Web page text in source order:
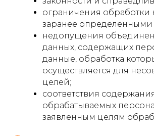
ограничения обработки
заранее
недопущения
данных, содержащих
данные, обработка
осуществляется для
целей;
соответствия
обрабатываемых
заявленным целям